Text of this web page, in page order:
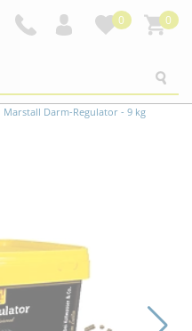
0 0
Marstall Darm-Regulator - 9 kg